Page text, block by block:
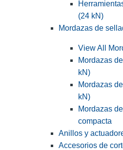
(24 kN)
Mordazas de
View All
Mordazas
kN)
Mordazas
kN)
Mordazas
compacta
Anillos y
Accesorios de